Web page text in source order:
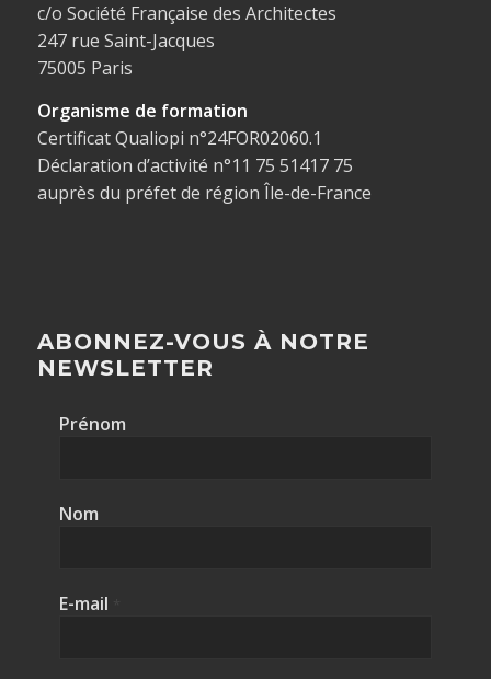
c/o Société Française des Architectes
247 rue Saint-Jacques
75005 Paris
Organisme de formation
Certificat Qualiopi n°24FOR02060.1
Déclaration d’activité n°11 75 51417 75
auprès du préfet de région Île-de-France
ABONNEZ-VOUS À NOTRE
NEWSLETTER
Prénom
Nom
E-mail